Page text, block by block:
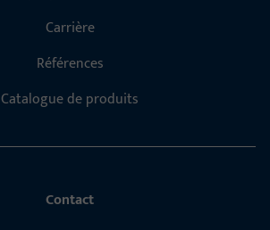
Carrière
Références
Catalogue de produits
Contact